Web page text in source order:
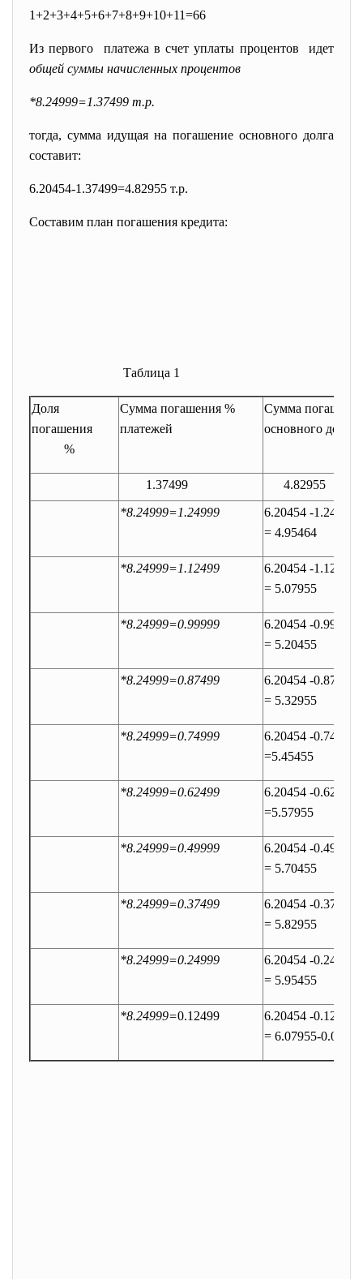
1+2+3+4+5+6+7+8+9+10+11=66
Из первого платежа в счет уплаты процентов идет
общей суммы начисленных процентов
*8.24999=1.37499 т.р.
тогда, сумма идущая на погашение основного долга
составит:
6.20454-1.37499=4.82955 т.р.
Составим план погашения кредита:
Таблица 1
Доля
погашения
%
Сумма погашения %
платежей
Сумма
основного долга
1.37499
4.82955
*8.24999=1.24999
6.20454 -1.2499=
= 4.95464
*8.24999=1.12499
6.20454 -1.12499=
= 5.07955
*8.24999=0.99999
6.20454 -0.99999=
= 5.20455
*8.24999=0.87499
6.20454 -0.87499=
= 5.32955
*8.24999=0.74999
6.20454 -0.74999=
=5.45455
*8.24999=0.62499
6.20454 -0.62499=
=5.57955
*8.24999=0.49999
6.20454 -0.49999=
= 5.70455
*8.24999=0.37499
6.20454 -0.37499=
= 5.82955
*8.24999=0.24999
6.20454 -0.24999=
= 5.95455
*8.24999=0.12499
6.20454 -0.12499=
= 6.07955-0.00014